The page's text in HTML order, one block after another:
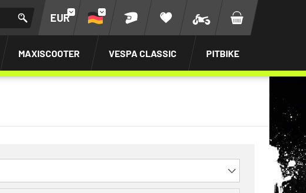
EUR
MAXISCOOTER VESPA CLASSIC PITBIKE